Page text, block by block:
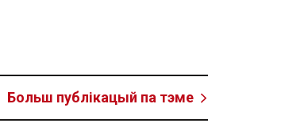
Больш публікацый па тэме